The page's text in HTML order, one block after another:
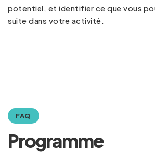
potentiel, et identifier ce que vous
suite dans votre activité.
FAQ
Programme